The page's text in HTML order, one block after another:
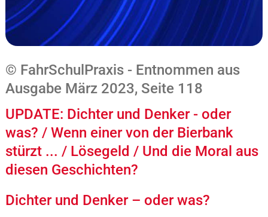
© FahrSchulPraxis - Entnommen aus
Ausgabe März 2023, Seite 118
UPDATE: Dichter und Denker - oder
was? / Wenn einer von der Bierbank
stürzt ... / Lösegeld / Und die Moral aus
diesen Geschichten?
Dichter und Denker – oder was?